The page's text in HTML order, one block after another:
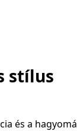
stílus
és a